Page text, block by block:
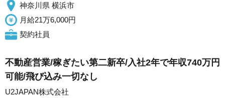
神奈川県 横浜市
月給21万6,000円
契約社員
不動産営業/稼ぎたい第二新卒/入社2年で年収740万円
可能/飛び込み一切なし
U2JAPAN株式会社